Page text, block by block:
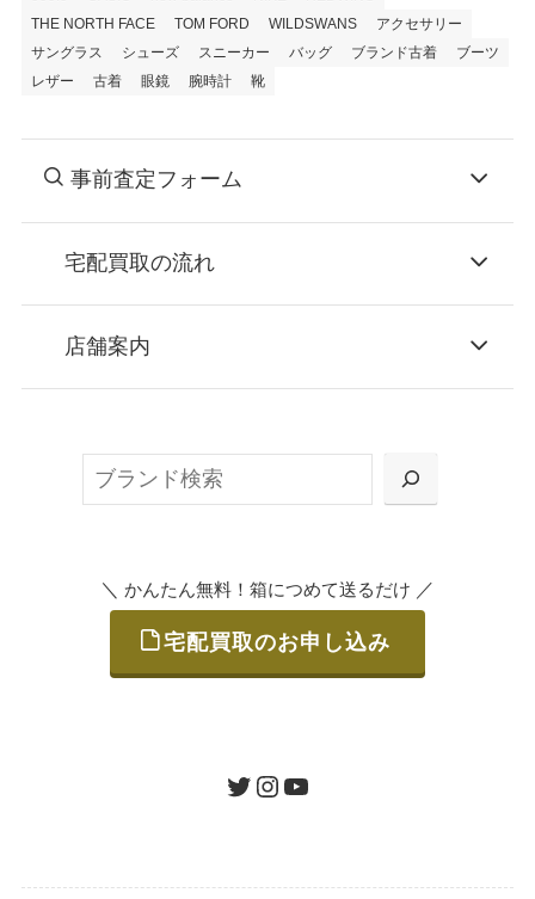
THE NORTH FACE
TOM FORD WILDSWANS
アクセサリー
サングラス
シューズ スニーカー バッグ ブランド古着
ブーツ
レザー
古着 眼鏡 腕時計 靴
事前査定フォーム
宅配買取の流れ
お申込み
または梱包材不要の「集荷申込」からお選び
ご発送
店舗案内
＼ かんたん無料！箱につめて送るだけ ／
宅配買取のお申し込み
ツイッターインスタグラムユーチューブ